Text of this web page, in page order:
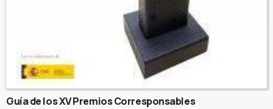
Guía de los XV Premios Corresponsables